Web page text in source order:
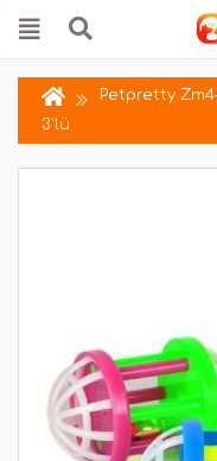
Petpretty
3'lü